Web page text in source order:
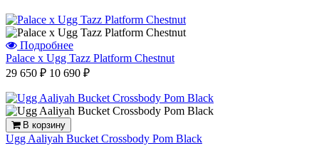
Подробнее
Palace x Ugg Tazz Platform Chestnut
29 650 ₽ 10 690 ₽
В корзину
Ugg Aaliyah Bucket Crossbody Pom Black